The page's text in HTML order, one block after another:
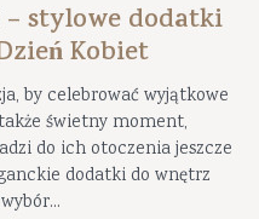
stylowe dodatki
Kobiet
by celebrować wyjątkowe
świetny moment,
do ich otoczenia jeszcze
dodatki do wnętrz